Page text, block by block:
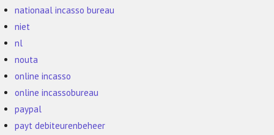
nationaal incasso bureau
niet
nl
nouta
online incasso
online incassobureau
paypal
payt debiteurenbeheer